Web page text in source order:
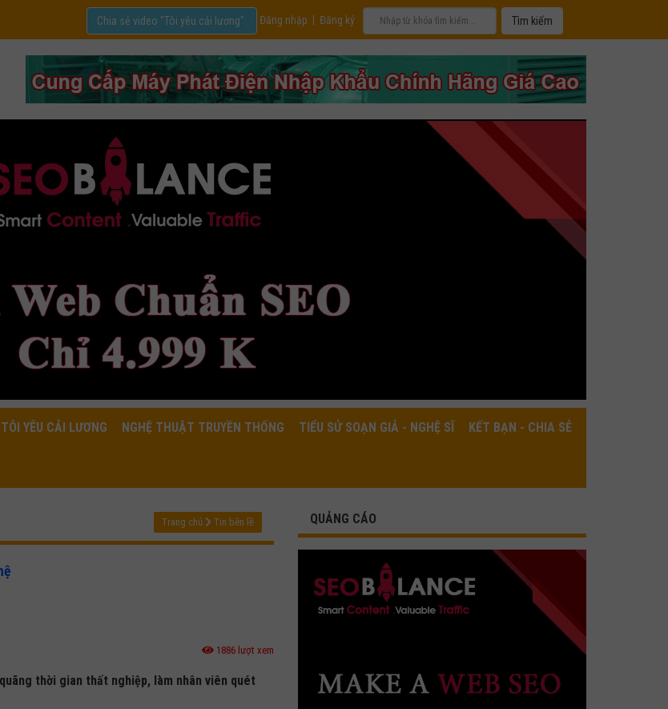
Đăng nhập Đăng ký
Chia sẻ video "Tôi yêu cải lương".
TÔI YÊU CẢI LƯƠNG NGHỆ THUẬT TRUYỀN THỐNG TIỂU SỬ SOẠN GIẢ - NGHỆ SĨ KẾT BẠN - CHIA SẺ
Trang chủ Tin bên lề
1886 lượt xem
thời gian thất nghiệp, làm nhân viên quét
QUẢNG CÁO